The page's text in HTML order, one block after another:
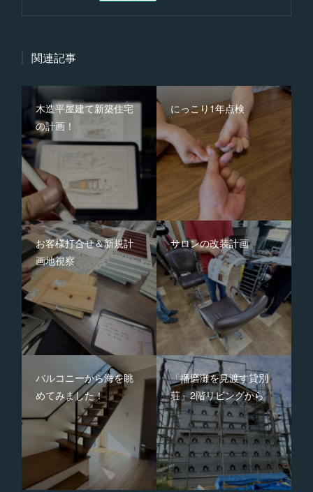
関連記事
木造平屋建て新築住宅
の計画！
にっこり1年点検
お客様打合せ＆新規計
画地視察
サロンの改装計画
バルコニーから海を眺
めてみました！
「播磨灘を見渡す貸別
荘」2階リビングから